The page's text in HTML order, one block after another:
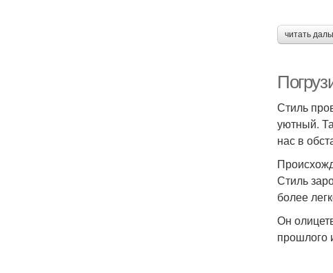
читать
Стиль
уютный.
нас в
Стиль
более
Он
прошлого